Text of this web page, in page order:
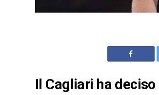
Il Cagliari ha